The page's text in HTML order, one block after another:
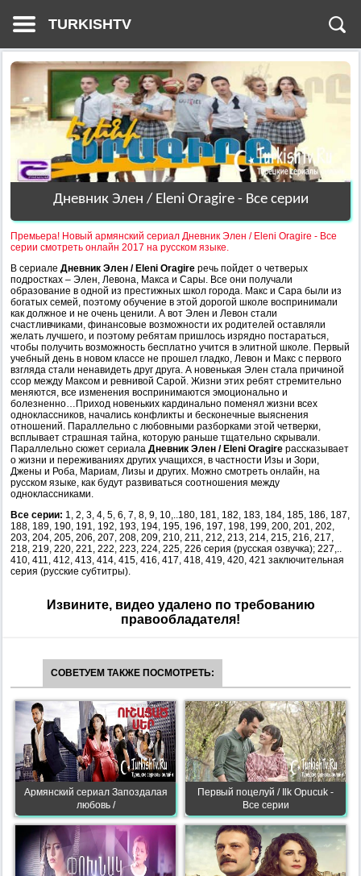
TURKISHTV
Дневник Элен / Eleni Oragire - Все серии
Премьера! Новый армянский сериал Дневник Элен / Eleni Oragire - Все
серии смотреть онлайн 2017 на русском языке.
В сериале Дневник Элен / Eleni Oragire речь пойдет о четверых
подростках – Элен, Левона, Макса и Сары. Все они получали
образование в одной из престижных школ города. Макс и Сара были из
богатых семей, поэтому обучение в этой дорогой школе воспринимали
как должное и не очень ценили. А вот Элен и Левон стали
счастливчиками, финансовые возможности их родителей оставляли
желать лучшего, и поэтому ребятам пришлось изрядно постараться,
чтобы получить возможность бесплатно учится в элитной школе. Первый
учебный день в новом классе не прошел гладко, Левон и Макс с первого
взгляда стали ненавидеть друг друга. А новенькая Элен стала причиной
ссор между Максом и ревнивой Сарой. Жизни этих ребят стремительно
меняются, все изменения воспринимаются эмоционально и
болезненно…Приход новеньких кардинально поменял жизни всех
одноклассников, начались конфликты и бесконечные выяснения
отношений. Параллельно с любовными разборками этой четверки,
всплывает страшная тайна, которую раньше тщательно скрывали.
Параллельно сюжет сериала Дневник Элен / Eleni Oragire рассказывает
о жизни и переживаниях других учащихся, в частности Изы и Зори,
Джены и Роба, Мариам, Лизы и других. Можно смотреть онлайн, на
русском языке, как будут развиваться соотношения между
одноклассниками.
Все серии: 1, 2, 3, 4, 5, 6, 7, 8, 9, 10,..180, 181, 182, 183, 184, 185, 186, 187,
188, 189, 190, 191, 192, 193, 194, 195, 196, 197, 198, 199, 200, 201, 202,
203, 204, 205, 206, 207, 208, 209, 210, 211, 212, 213, 214, 215, 216, 217,
218, 219, 220, 221, 222, 223, 224, 225, 226 серия (русская озвучка); 227,..
410, 411, 412, 413, 414, 415, 416, 417, 418, 419, 420, 421 заключительная
серия (русские субтитры).
Извините, видео удалено по требованию
правообладателя!
СОВЕТУЕМ ТАКЖЕ ПОСМОТРЕТЬ:
Армянский сериал Запоздалая
любовь /
Первый поцелуй / Ilk Opucuk -
Все серии